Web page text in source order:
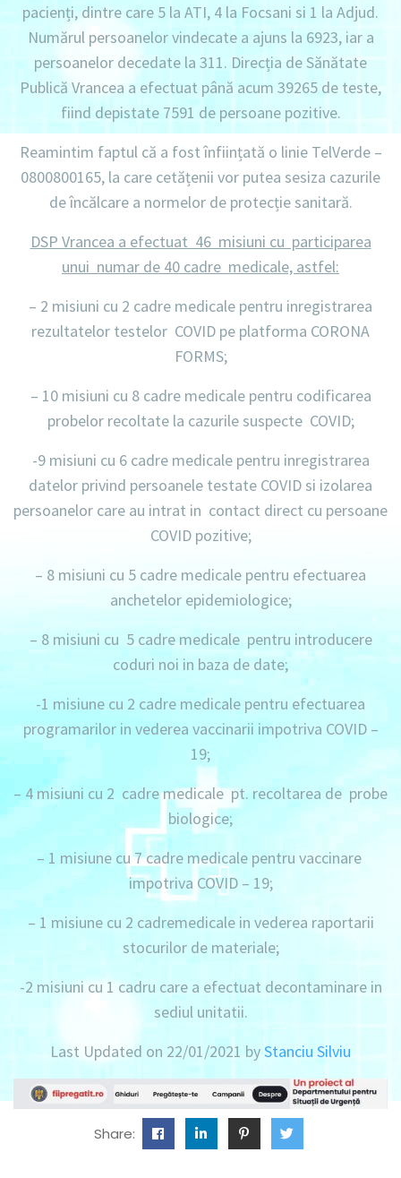
pacienți, dintre care 5 la ATI, 4 la Focsani si 1 la Adjud.
Numărul persoanelor vindecate a ajuns la 6923, iar a
persoanelor decedate la 311. Direcția de Sănătate
Publică Vrancea a efectuat până acum 39265 de teste,
fiind depistate 7591 de persoane pozitive.
Reamintim faptul că a fost înființată o linie TelVerde –
0800800165, la care cetățenii vor putea sesiza cazurile
de încălcare a normelor de protecție sanitară.
DSP Vrancea a efectuat 46 misiuni cu participarea
unui numar de 40 cadre medicale, astfel:
– 2 misiuni cu 2 cadre medicale pentru inregistrarea
rezultatelor testelor COVID pe platforma CORONA
FORMS;
– 10 misiuni cu 8 cadre medicalepentru codificarea
probelor recoltate la cazurile suspecte COVID;
-9 misiuni cu 6 cadre medicale pentru inregistrarea
datelor privind persoanele testate COVID si izolarea
persoanelor care au intrat in contact direct cu persoane
COVID pozitive;
– 8 misiuni cu 5 cadre medicale pentru efectuarea
anchetelor epidemiologice;
– 8 misiuni cu 5 cadre medicalepentru introducere
coduri noi in baza de date;
-1 misiune cu 2 cadre medicale pentru efectuarea
programarilor in vederea vaccinarii impotriva COVID –
19;
– 4 misiuni cu 2 cadre medicalept. recoltarea de probe
biologice;
– 1 misiune cu 7 cadre medicalepentru vaccinare
impotriva COVID – 19;
– 1 misiune cu 2 cadremedicalein vederea raportarii
stocurilor de materiale;
-2 misiuni cu 1 cadru care a efectuat decontaminare in
sediul unitatii.
Last Updated on 22/01/2021 byStanciu Silviu
Share: